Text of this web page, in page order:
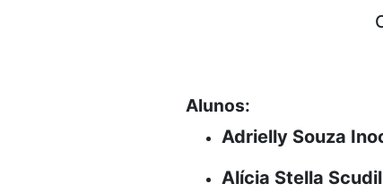
Alunos:
Adrielly Souza
Alícia Stella